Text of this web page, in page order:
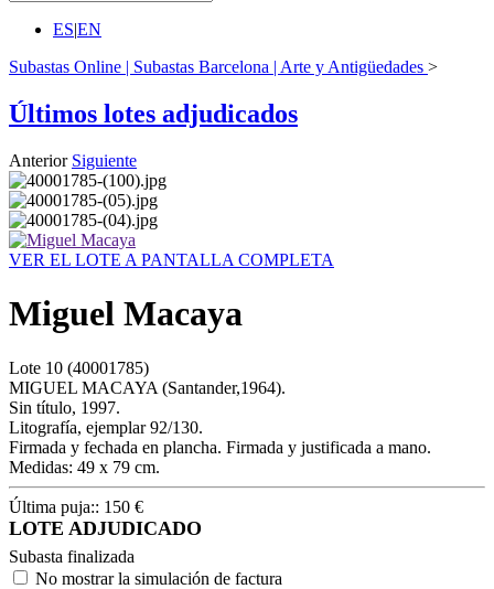
ES|EN
Subastas Online | Subastas Barcelona | Arte y Antigüedades >
Últimos lotes adjudicados
Anterior Siguiente
VER EL LOTE A PANTALLA COMPLETA
Miguel Macaya
Lote 10 (40001785)
MIGUEL MACAYA (Santander,1964).
Sin título, 1997.
Litografía, ejemplar 92/130.
Firmada y fechada en plancha. Firmada y justificada a mano.
Medidas: 49 x 79 cm.
Última puja:: 150 €
LOTE ADJUDICADO
Subasta finalizada
No mostrar la simulación de factura